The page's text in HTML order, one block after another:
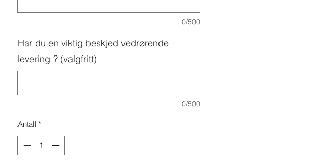
0/500
Har du en viktig beskjed vedrørende
levering ? (valgfritt)
0/500
Antall *